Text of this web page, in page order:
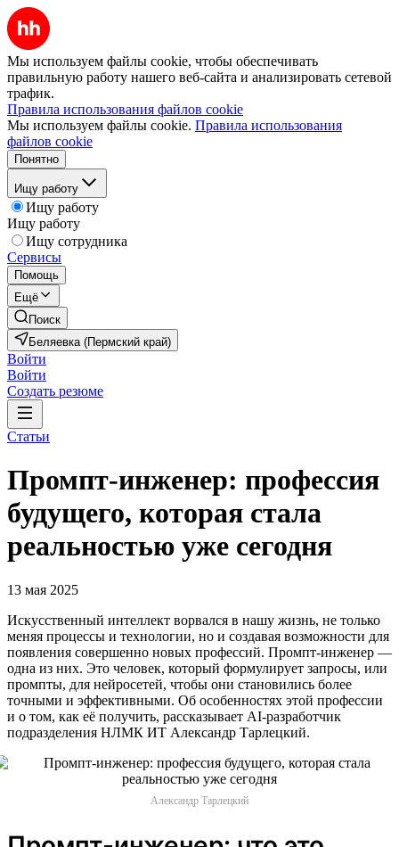
Мы используем файлы cookie, чтобы обеспечивать
правильную работу нашего веб-сайта и анализировать сетевой
трафик.
Правила использования файлов cookie
Мы используем файлы cookie. Правила использования
файлов cookie
Понятно
Ищу работу
Ищу работу
Ищу работу
Ищу сотрудника
Сервисы
Помощь
Ещё
Поиск
Беляевка (Пермский край)
Войти
Войти
Создать резюме
Статьи
Промпт-инженер: профессия
будущего, которая стала
реальностью уже сегодня
13 мая 2025
Искусственный интеллект ворвался в нашу жизнь, не только
меняя процессы и технологии, но и создавая возможности для
появления совершенно новых профессий. Промпт-инженер —
одна из них. Это человек, который формулирует запросы, или
промпты, для нейросетей, чтобы они становились более
точными и эффективными. Об особенностях этой профессии
и о том, как её получить, рассказывает AI-разработчик
подразделения НЛМК ИТ Александр Тарлецкий.
Александр Тарлецкий